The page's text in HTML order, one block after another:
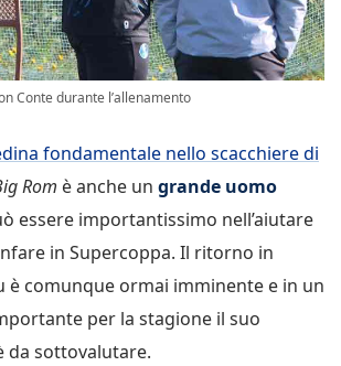
Conte durante l’allenamento
fondamentale nello scacchiere di
Rom è anche un grande uomo
essere importantissimo nell’aiutare
in Supercoppa. Il ritorno in
è comunque ormai imminente e in un
per la stagione il suo
da sottovalutare.